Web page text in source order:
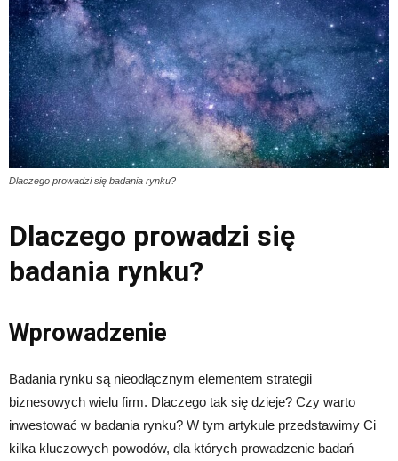
Dlaczego prowadzi się badania rynku?
Dlaczego prowadzi się
badania rynku?
Wprowadzenie
Badania rynku są nieodłącznym elementem strategii
biznesowych wielu firm. Dlaczego tak się dzieje? Czy warto
inwestować w badania rynku? W tym artykule przedstawimy Ci
kilka kluczowych powodów, dla których prowadzenie badań